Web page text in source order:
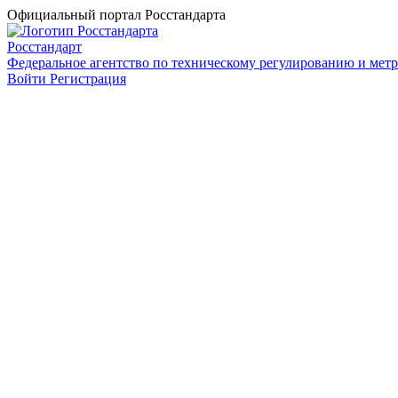
Официальный портал Росстандарта
Росстандарт
Федеральное агентство по техническому регулированию и
Войти Регистрация